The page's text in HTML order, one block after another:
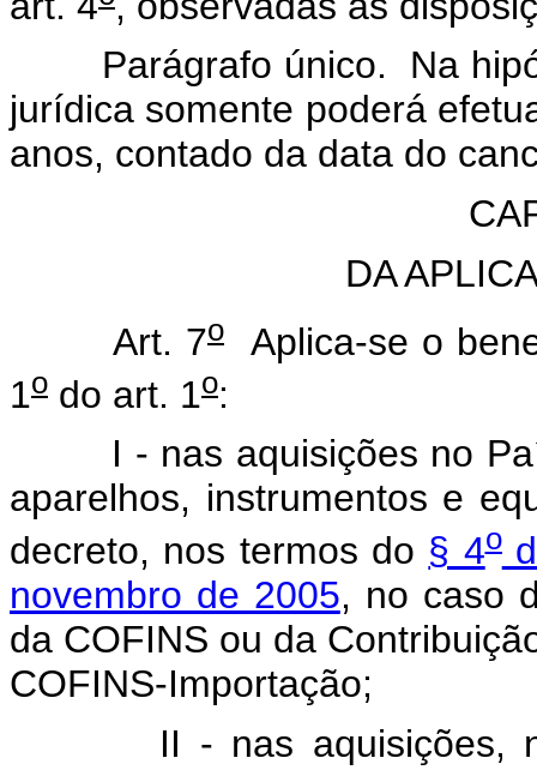
Parágrafo único. Na
jurídica somente poderá
anos, contado da data do
DA
Art. 7o Aplica-se o
1o do art. 1o:
I - nas aquisições no País
aparelhos, instrumentos e
decreto, nos termos do § 4o
novembro de 2005, no caso
da COFINS ou da
COFINS-Importação;
II - nas aquisições, no